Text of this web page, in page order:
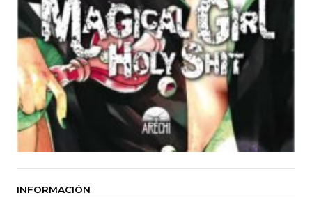
INFORMACIÓN